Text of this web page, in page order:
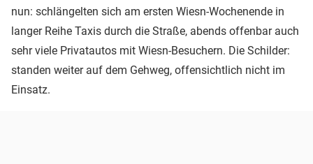
nun: schlängelten sich am ersten Wiesn-Wochenende in
langer Reihe Taxis durch die Straße, abends offenbar auch
sehr viele Privatautos mit Wiesn-Besuchern. Die Schilder:
standen weiter auf dem Gehweg, offensichtlich nicht im
Einsatz.